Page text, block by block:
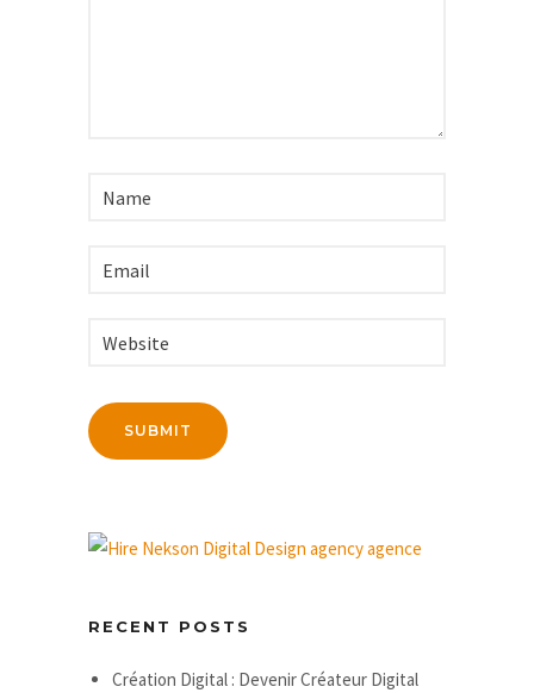
RECENT POSTS
Création Digital : Devenir Créateur Digital